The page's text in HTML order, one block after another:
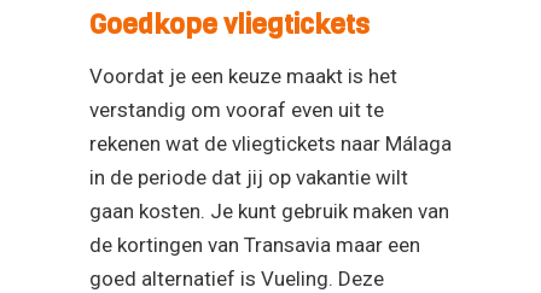
Goedkope vliegtickets
Voordat je een keuze maakt is het
verstandig om vooraf even uit te
rekenen wat de vliegtickets naar Málaga
in de periode dat jij op vakantie wilt
gaan kosten. Je kunt gebruik maken van
de kortingen van Transavia maar een
goed alternatief is Vueling. Deze